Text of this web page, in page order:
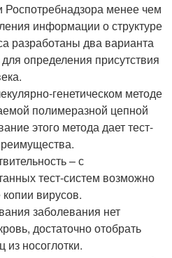
менее чем
информации о структуре
разработаны два варианта
определения присутствия
генетическом методе
полимеразной цепной
этого метода дает тест-
– с
тест-систем возможно
вирусов.
заболевания нет
достаточно отобрать
носоглотки.